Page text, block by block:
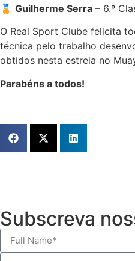
🏅 Guilherme Serra – 6.º
O Real Sport Clube felicita
técnica pelo trabalho
obtidos nesta estreia no
Parabéns a todos!
Subscreva